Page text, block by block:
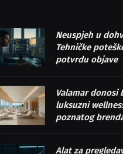
Neuspjeh u
Tehničke
potvrdu objave
Valamar donosi
luksuzni
poznatog
Alat za